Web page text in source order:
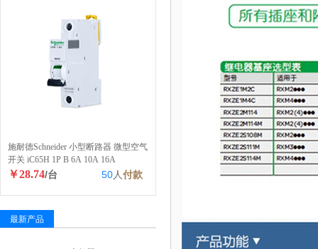
施耐德Schneider 小型断路器 微型空气
开关 iC65H 1P B 6A 10A 16A
￥28.74/台 50人付款
最新产品